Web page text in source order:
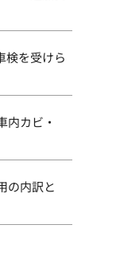
検を受けら
内カビ・
の内訳と